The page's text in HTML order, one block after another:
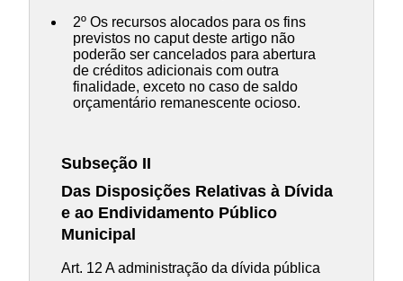
2º Os recursos alocados para os fins
previstos no caput deste artigo não
poderão ser cancelados para abertura
de créditos adicionais com outra
finalidade, exceto no caso de saldo
orçamentário remanescente ocioso.
Subseção II
Das Disposições Relativas à Dívida
e ao Endividamento Público
Municipal
Art. 12 A administração da dívida pública